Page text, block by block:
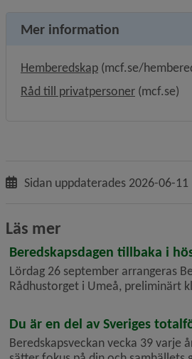
Mer information
HemberedskapLänk till annan
(mcf.se/
Råd till privatpersonerLänk till
(mcf.se)
Sidan uppdaterades 2026-06-11
Läs mer
Beredskapsdagen tillbaka i
Lördag 26 september arrangeras
Rådhustorget i Umeå, preliminärt
och kunskap som stärker vår
allvarliga händelser och...
Du är en del av Sveriges
Beredskapsveckan vecka 39 varje